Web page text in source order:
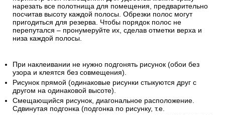
Сделайте подгонку обоев.
Для расчетов используйте значения высоты потолка и
периметр стен помещения. Для удобства можно сразу
нарезать все полотнища для помещения, предварительно
посчитав высоту каждой полосы. Обрезки полос могут
низа каждой полосы.
При наклеивании не нужно подгонять рисунок (обои без
узора и клеятся без совмещения).
Рисунок прямой (одинаковые рисунки стыкуются друг с